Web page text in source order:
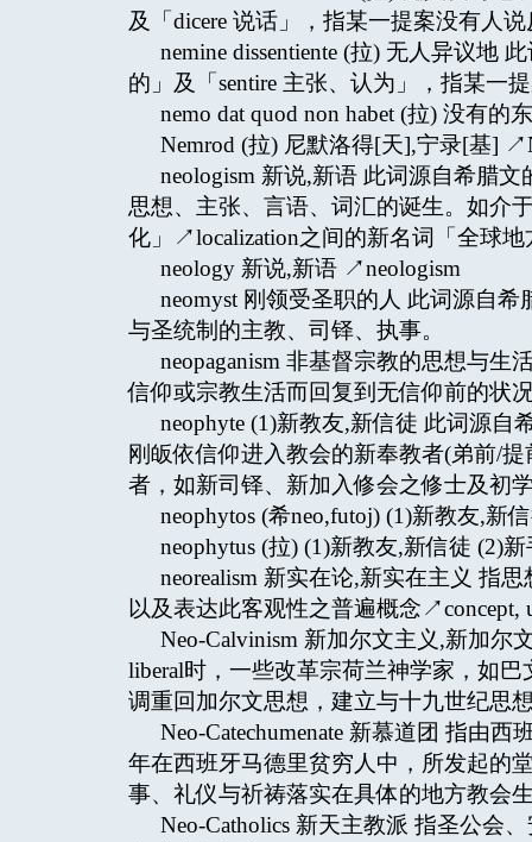
及「dicere 说话」，指某一提案没有人
nemine dissentiente (拉) 无人异议地
的」及「sentire 主张、认为」，指某一
nemo dat quod non habet (拉) 没有的
Nemrod (拉) 尼默洛得[天],宁录[基]
neologism 新说,新语 此词源自希腊
思想、主张、言语、词汇的诞生。如介
化」↗localization之间的新名词「全球
neology 新说,新语 ↗neologism
neomyst 刚领受圣职的人 此词源自希
与圣统制的主教、司铎、执事。
neopaganism 非基督宗教的思想与
信仰或宗教生活而回复到无信仰前的状
neophyte (1)新教友,新信徒 此词源自
刚皈依信仰进入教会的新奉教者(弟前/
者，如新司铎、新加入修会之修士及初
neophytos (希neo,futoj) (1)新教友,新
neophytus (拉) (1)新教友,新信徒 (2)
neorealism 新实在论,新实在主义 指
以及表达此客观性之普遍概念↗concept,
Neo-Calvinism 新加尔文主义,新加
liberal时，一些改革宗荷兰神学家，如
调重回加尔文思想，建立与十九世纪思
Neo-Catechumenate 新慕道团 指由
年在西班牙马德里贫穷人中，所发起的
事、礼仪与祈祷落实在具体的地方教会
Neo-Catholics 新天主教派 指圣公会